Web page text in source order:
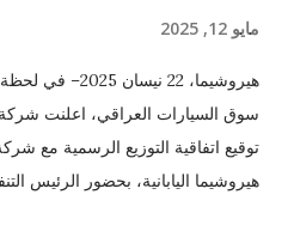
مايو 12, 2025
هيروشيما، 22
سوق السيارات العراقي، اعلنت
توقيع اتفاقية التوزيع الرسمية مع
هيروشيما اليابانية، بحضور الرئيس